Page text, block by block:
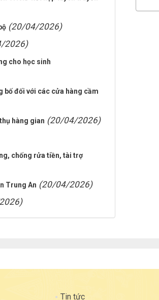
(20/04/2026)
2026)
cho học sinh
bố đối với các cửa hàng cầm
hàng gian (20/04/2026)
chống rửa tiền, tài trợ
Trung An (20/04/2026)
Tin tức